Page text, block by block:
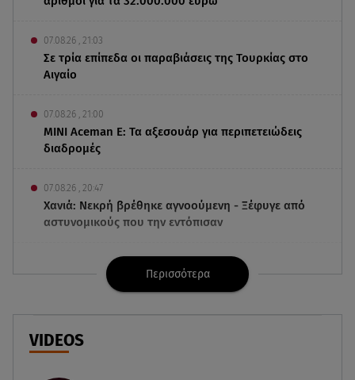
07.08.26 , 21:03
Σε τρία επίπεδα οι παραβιάσεις της Τουρκίας στο
Αιγαίο
07.08.26 , 21:00
MINI Aceman E: Τα αξεσουάρ για περιπετειώδεις
διαδρομές
07.08.26 , 20:47
Χανιά: Νεκρή βρέθηκε αγνοούμενη - Ξέφυγε από
αστυνομικούς που την εντόπισαν
Μυστράς: Κρίσιμος για το κατηγορητήριο ο
χρόνος θανάτου του 90χρονου
07.08.26 , 20:13
Κυψέλη: Tι βρέθηκε στο διαμέρισμα της
Περισσότερα
VIDEOS